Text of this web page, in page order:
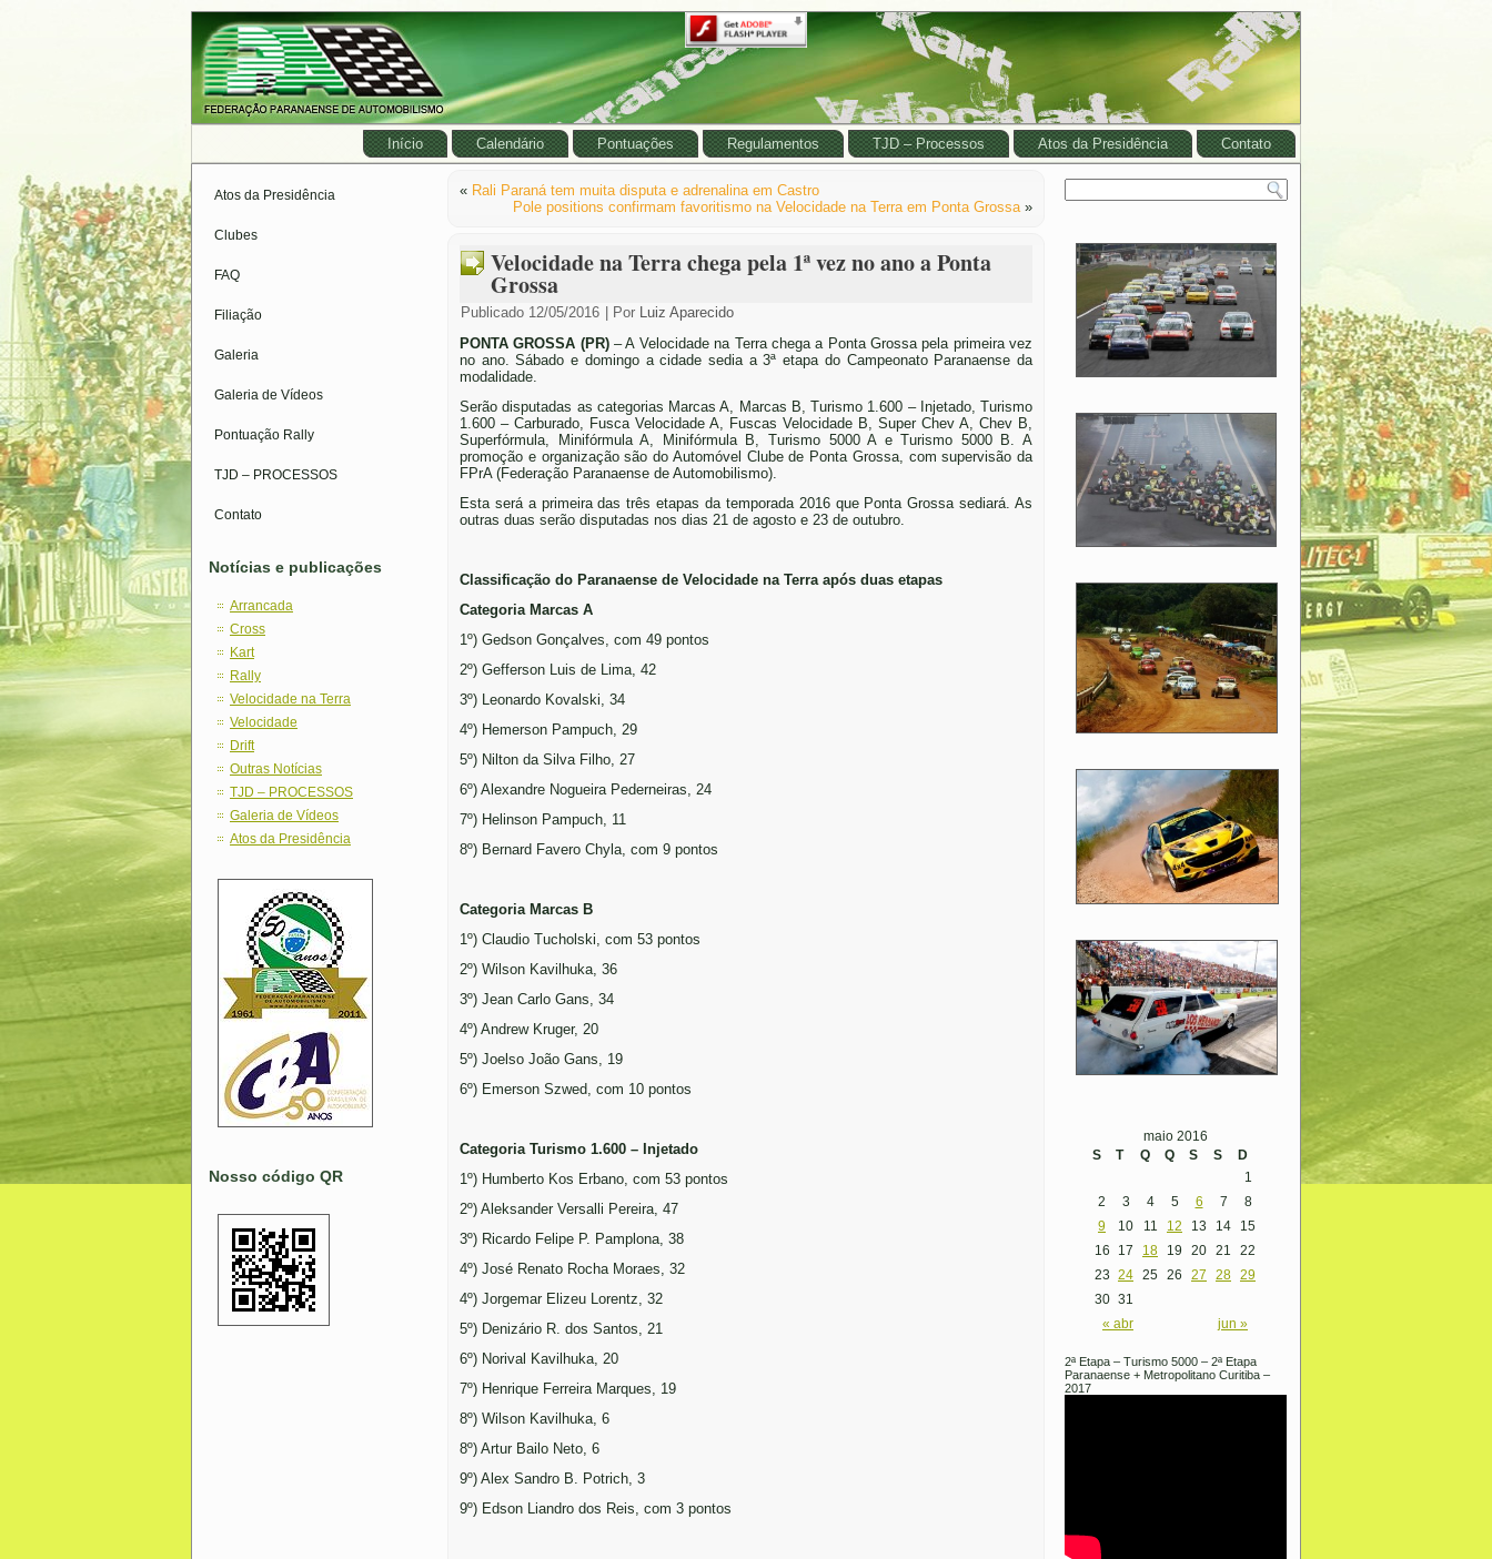
Início Calendário Pontuações Regulamentos TJD – Processos Atos da Presidência Contato
Atos da Presidência
Clubes
FAQ
Filiação
Galeria
Galeria de Vídeos
Pontuação Rally
TJD – PROCESSOS
Contato
Notícias e publicações
Arrancada
Cross
Kart
Rally
Velocidade na Terra
Velocidade
Drift
Outras Notícias
TJD – PROCESSOS
Galeria de Vídeos
Atos da Presidência
Nosso código QR
« Rali Paraná tem muita disputa e adrenalina em Castro
Pole positions confirmam favoritismo na Velocidade na Terra em Ponta Grossa»
Velocidade na Terra chega pela 1ª vez no ano a Ponta
Grossa
Publicado 12/05/2016 Por Luiz Aparecido
PONTA GROSSA (PR)– A Velocidade na Terra chega a Ponta Grossa pela primeira vez
no ano. Sábado e domingo a cidade sedia a 3ª etapa do Campeonato Paranaense da
modalidade.
Serão disputadas as categorias Marcas A, Marcas B, Turismo 1.600 – Injetado, Turismo
1.600 – Carburado, Fusca Velocidade A, Fuscas Velocidade B, Super Chev A, Chev B,
Superfórmula, Minifórmula A, Minifórmula B, Turismo 5000 A e Turismo 5000 B. A
promoção e organização são do Automóvel Clube de Ponta Grossa, com supervisão da
FPrA (Federação Paranaense de Automobilismo).
Esta será a primeira das três etapas da temporada 2016 que Ponta Grossa sediará. As
outras duas serão disputadas nos dias 21 de agosto e 23 de outubro.
Classificação do Paranaense de Velocidade na Terra após duas etapas
Categoria Marcas A
1º) Gedson Gonçalves, com 49 pontos
2º) Gefferson Luis de Lima, 42
3º) Leonardo Kovalski, 34
4º) Hemerson Pampuch, 29
5º) Nilton da Silva Filho, 27
6º) Alexandre Nogueira Pederneiras, 24
7º) Helinson Pampuch, 11
8º) Bernard Favero Chyla, com 9 pontos
Categoria Marcas B
1º) Claudio Tucholski, com 53 pontos
2º) Wilson Kavilhuka, 36
3º) Jean Carlo Gans, 34
4º) Andrew Kruger, 20
5º) Joelso João Gans, 19
6º) Emerson Szwed, com 10 pontos
Categoria Turismo 1.600 – Injetado
1º) Humberto Kos Erbano, com 53 pontos
2º) Aleksander Versalli Pereira, 47
3º) Ricardo Felipe P. Pamplona, 38
4º) José Renato Rocha Moraes, 32
4º) Jorgemar Elizeu Lorentz, 32
5º) Denizário R. dos Santos, 21
6º) Norival Kavilhuka, 20
7º) Henrique Ferreira Marques, 19
8º) Wilson Kavilhuka, 6
8º) Artur Bailo Neto, 6
9º) Alex Sandro B. Potrich, 3
9º) Edson Liandro dos Reis, com 3 pontos
maio 2016
S
T Q Q S S D
« abr jun »
1
2
3 4 5 6 7
8
9
10 11 12 13 14
15
16
17 18 19 20 21
22
23 24 25 26 27 28 29
30 31
2ª Etapa – Turismo 5000 – 2ª Etapa
Paranaense + Metropolitano Curitiba –
2017